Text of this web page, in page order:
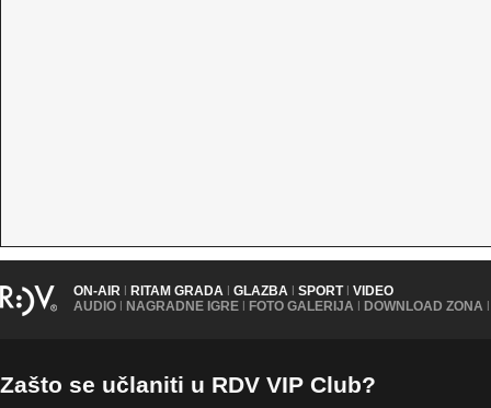
ON-AIR | RITAM GRADA | GLAZBA | SPORT | VIDEO
AUDIO | NAGRADNE IGRE | FOTO GALERIJA | DOWNLOAD ZONA |
Zašto se učlaniti u RDV VIP Club?